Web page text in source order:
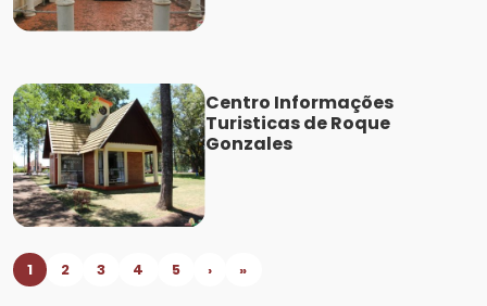
Centro Informações
Turisticas de Roque
Gonzales
1 2 3 4 5 › »